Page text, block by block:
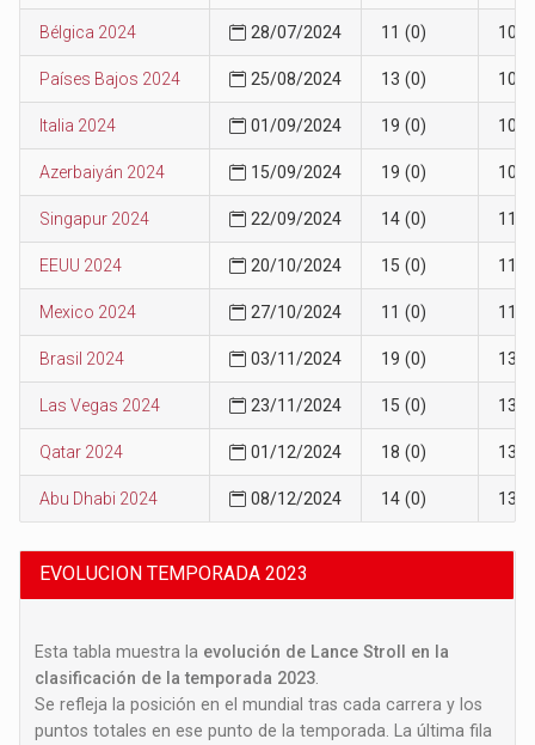
Bélgica 2024 28/07/2024 11 (0) 10
Países Bajos 2024 25/08/2024 13 (0) 10
Italia 2024 01/09/2024 19 (0) 10
Azerbaiyán 2024 15/09/2024 19 (0) 10
Singapur 2024 22/09/2024 14 (0) 11
EEUU 2024 20/10/2024 15 (0) 11
Mexico 2024 27/10/2024 11 (0) 11
Brasil 2024 03/11/2024 19 (0) 13
Las Vegas 2024 23/11/2024 15 (0) 13
Qatar 2024 01/12/2024 18 (0) 13
Abu Dhabi 2024 08/12/2024 14 (0) 13
EVOLUCION TEMPORADA 2023
Esta tabla muestra la evolución de Lance Stroll en la
clasificación de la temporada 2023
Se refleja la posición en el mundial tras cada carrera y los
puntos totales en ese punto de la temporada. La última fila